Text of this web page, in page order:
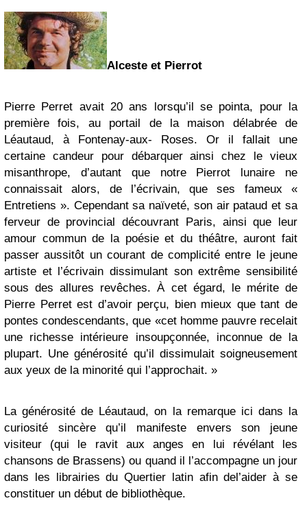
Alceste et Pierrot
Pierre Perret avait 20 ans lorsqu’il se pointa, pour la
première fois, au portail de la maison délabrée de
Léautaud, à Fontenay-aux- Roses. Or il fallait une
certaine candeur pour débarquer ainsi chez le vieux
misanthrope, d’autant que notre Pierrot lunaire ne
connaissait alors, de l’écrivain, que ses fameux «
Entretiens ». Cependant sa naïveté, son air pataud et sa
ferveur de provincial découvrant Paris, ainsi que leur
amour commun de la poésie et du théâtre, auront fait
passer aussitôt un courant de complicité entre le jeune
artiste et l’écrivain dissimulant son extrême sensibilité
sous des allures revêches. À cet égard, le mérite de
Pierre Perret est d’avoir perçu, bien mieux que tant de
pontes condescendants, que «cet homme pauvre recelait
une richesse intérieure insoupçonnée, inconnue de la
plupart. Une générosité qu’il dissimulait soigneusement
aux yeux de la minorité qui l’approchait. »
La générosité de Léautaud, on la remarque ici dans la
curiosité sincère qu’il manifeste envers son jeune
visiteur (qui le ravit aux anges en lui révélant les
chansons de Brassens) ou quand il l’accompagne un jour
dans les librairies du Quertier latin afin del’aider à se
constituer un début de bibliothèque.